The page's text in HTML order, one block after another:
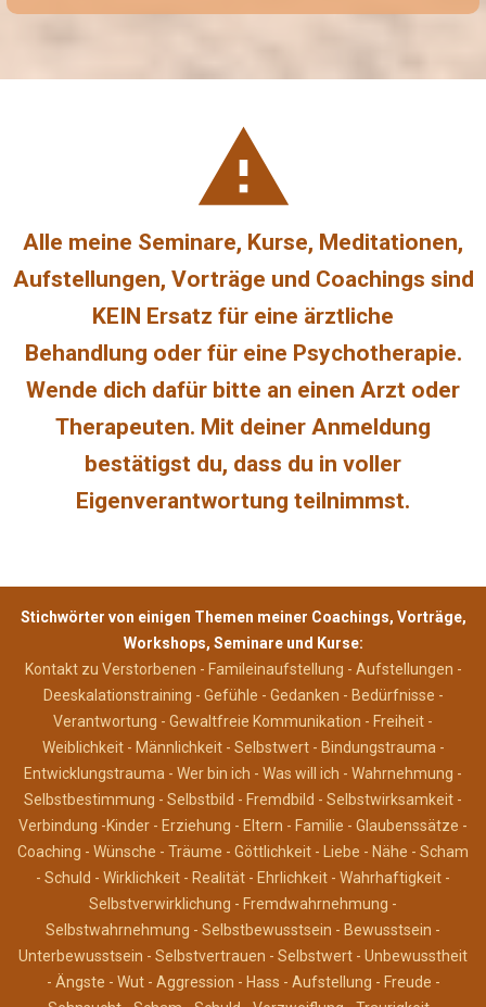
Alle meine Seminare, Kurse, Meditationen,
Aufstellungen, Vorträge und Coachings sind
KEIN Ersatz für eine ärztliche
Behandlung oder für eine Psychotherapie.
Wende dich dafür bitte an einen Arzt oder
Therapeuten. Mit deiner Anmeldung
bestätigst du, dass du in voller
Eigenverantwortung teilnimmst.
Stichwörter von einigen Themen meiner Coachings, Vorträge,
Workshops, Seminare und Kurse:
Kontakt zu Verstorbenen - Famileinaufstellung - Aufstellungen -
Deeskalationstraining - Gefühle - Gedanken - Bedürfnisse -
Verantwortung - Gewaltfreie Kommunikation - Freiheit -
Weiblichkeit - Männlichkeit - Selbstwert - Bindungstrauma -
Entwicklungstrauma - Wer bin ich - Was will ich - Wahrnehmung -
Selbstbestimmung - Selbstbild - Fremdbild - Selbstwirksamkeit -
Verbindung -Kinder - Erziehung - Eltern - Familie - Glaubenssätze -
Coaching - Wünsche - Träume - Göttlichkeit - Liebe - Nähe - Scham
- Schuld - Wirklichkeit - Realität - Ehrlichkeit - Wahrhaftigkeit -
Selbstverwirklichung - Fremdwahrnehmung -
Selbstwahrnehmung - Selbstbewusstsein - Bewusstsein -
Unterbewusstsein - Selbstvertrauen - Selbstwert - Unbewusstheit
- Ängste - Wut - Aggression - Hass - Aufstellung - Freude -